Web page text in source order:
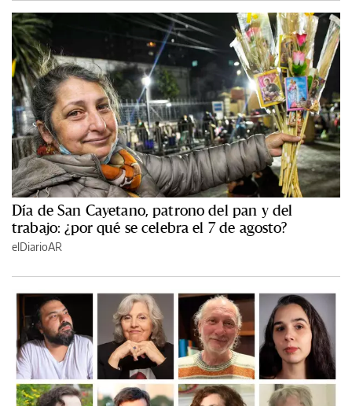
Día de San Cayetano, patrono del pan y del
trabajo: ¿por qué se celebra el 7 de agosto?
elDiarioAR